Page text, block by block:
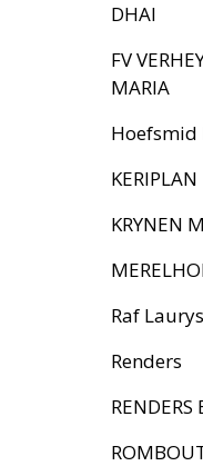
DHAI
FV
MARIA
Hoefsmid
KERIPLAN
KRYNEN
Raf
Renders
RENDERS